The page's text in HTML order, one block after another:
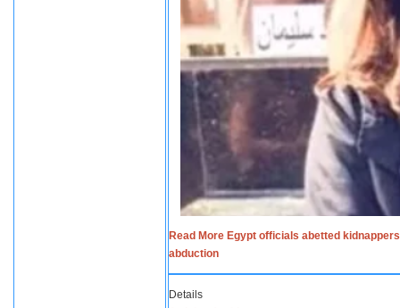
Read More Egypt officials abetted
abduction
Details